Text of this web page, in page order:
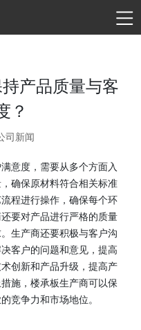
产品质量与客
？
司新闻
意度，需要从多个方面入
确保原材料符合相关标准
程进行操作，确保每个环
要对产品进行严格的质量
生产商还要积极与客户沟
客户的问题和意见，提高
创新和产品升级，提高产
施，楼承板生产商可以保
竞争力和市场地位。